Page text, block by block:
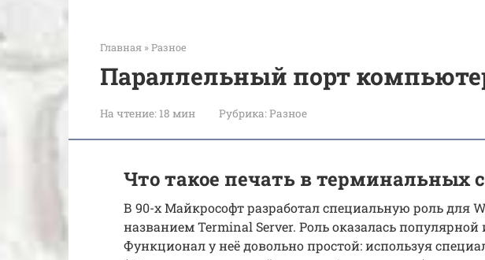
Главная »Разное
Параллельный порт
На чтение: 18 мин Рубрика:Разное
Что такое печать в терминальных
В 90-х Майкрософт разработал специальную роль для
названием Terminal Server. Роль оказалась популярной
Функционал у неё довольно простой: используя